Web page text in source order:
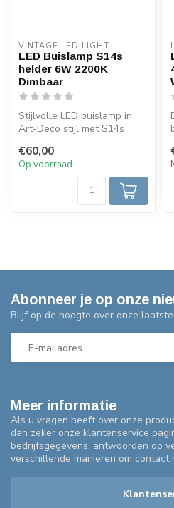
VINTAGE LED LIGHT
LED Buislamp S14s
helder 6W 2200K
Dimbaar
Stijlvolle LED buislamp in
Art-Deco stijl met S14s
(220...
€60,00
Op voorraad
Meer informatie
Als u vragen heeft over onze
dan zeker onze klantenservice
bedrijfsgegevens, antwoorden op
verschillende manieren om contact
Abonneer je op onze
Blijf op de hoogte over onze